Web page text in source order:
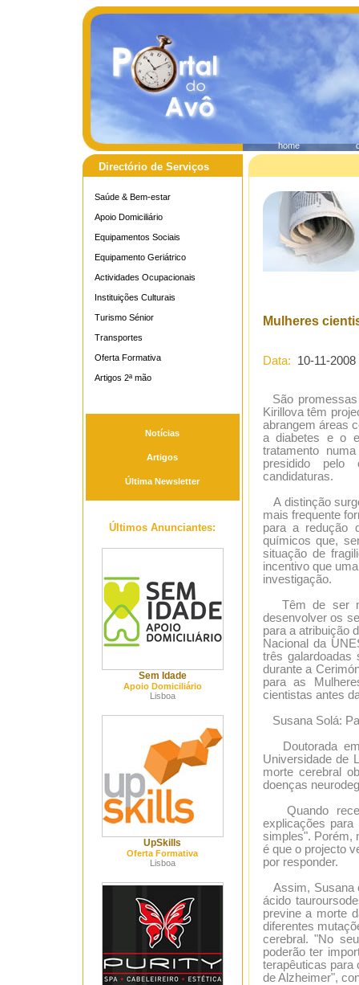
home
Directório de Serviços
Saúde & Bem-estar
Apoio Domiciliário
Equipamentos Sociais
Equipamento Geriátrico
Actividades Ocupacionais
Instituições Culturais
Turismo Sénior
Transportes
Oferta Formativa
Artigos 2ª mão
Notícias
Artigos
Última Newsletter
Últimos Anunciantes:
Sem Idade
Apoio Domiciliário
Lisboa
UpSkills
Oferta Formativa
Lisboa
Mulheres
Data: 10-11-2008
São promessas
Kirillova têm
abrangem áreas
a diabetes e o
tratamento
presidido pelo
candidaturas.
A distinção
mais frequente
para a redução
químicos que,
situação de
incentivo que
investigação.
Têm de ser
desenvolver os
para a atribuição
Nacional da
três galardoadas
durante a
para as
cientistas antes
Susana Solá:
Doutorada em
Universidade de
morte cerebral
doenças
Quando
explicações
simples". Porém,
é que o projecto
por responder.
Assim, Susana
ácido
previne a morte
diferentes
cerebral. "No
poderão ter
terapêuticas para
de Alzheimer",